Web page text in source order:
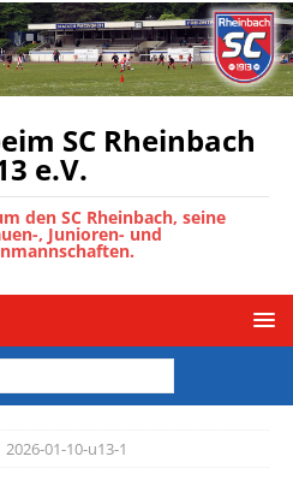
SC Rheinbach
e.V.
den SC Rheinbach, seine
, Junioren- und
2026-01-10-u13-1